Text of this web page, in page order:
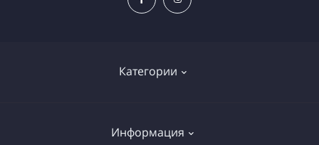
Категории
Информация